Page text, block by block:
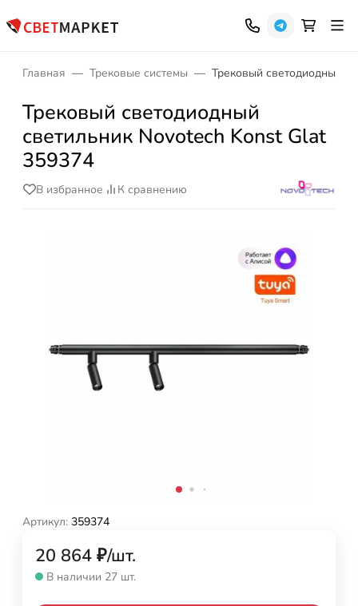
Главная Трековые системы Трековый светодиодный
Трековый светодиодный
светильник Novotech Konst Glat
359374
В избранное К сравнению
Артикул: 359374
20 864 ₽/шт.
В наличии 27 шт.